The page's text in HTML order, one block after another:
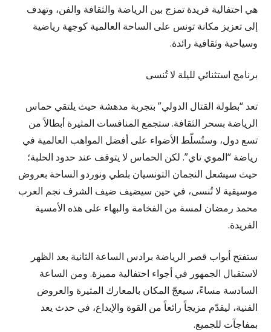
هي احتفالية فريدة تمزج بين الرياضة والثقافة والفن، وتهدف
إلى تعزيز مكانة تونس على الساحة العالمية كوجهة رياضية
وسياحية وثقافية رائدة.
برنامج استثنائي لليلة لا تُنسى
تعد “بطولة القتال الدولي” بتجربة مدهشة حيث يلتقي حماس
الرياضة بسحر الثقافة. ستجمع المنافسات المثيرة أبطالاً من
تسع دول، وستُسلّط الأضواء على أفضل المواهب العالمية في
رياضة “الموي تاي”. لكن الحماس لا يتوقف عند حدود الحلبة؛
حيث سيشعل النجمان التونسيان بلطي ونوردو الساحة بعروض
موسيقية لا تُنسى، في حين سيضيف ضيف الشرف نجم العرب
محمد رمضان لمسة من الفخامة والبهاء على هذه الأمسية
الفريدة.
ستفتح أبواب قصر الرياضة برادس الساعة الثانية بعد الظهر
لاستقبال الجمهور في أجواء احتفالية مميزة. ومن الساعة
السادسة مساءً، سيعجّ المكان بالمعارك المثيرة والعروض
الفنية، ليقدّم مزيجاً رائعاً من القوة والإبداع، في حدث يعد
بمفاجآت للجميع.